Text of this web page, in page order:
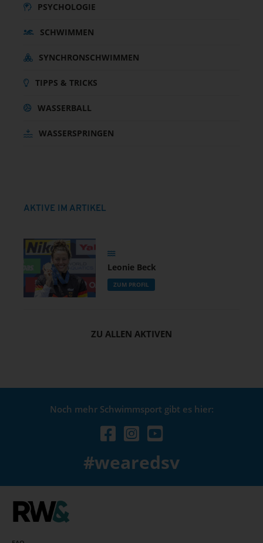
PSYCHOLOGIE
SCHWIMMEN
SYNCHRONSCHWIMMEN
TIPPS & TRICKS
WASSERBALL
WASSERSPRINGEN
AKTIVE IM ARTIKEL
Leonie Beck
ZUM PROFIL
ZU ALLEN AKTIVEN
Noch mehr Schwimmsport gibt es hier:
#wearedsv